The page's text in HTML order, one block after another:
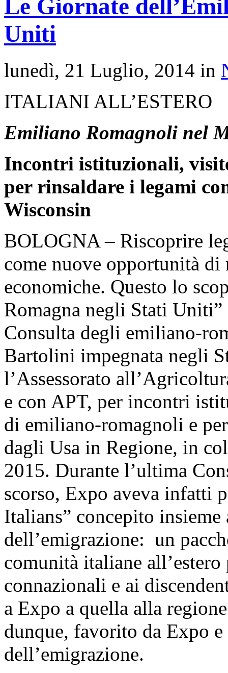
Le Giornate
Uniti
lunedì, 21 Luglio, 2014 in
ITALIANI ALL’ESTERO
Emiliano Romagnoli nel
Incontri istituzionali,
per rinsaldare i legami
Wisconsin
BOLOGNA – Riscoprire
come nuove opportunità
economiche. Questo lo
Romagna negli Stati
Consulta degli emiliano-
Bartolini impegnata negli
l’Assessorato
e con APT, per incontri
di emiliano-romagnoli e
dagli Usa in Regione, in
2015. Durante l’ultima
scorso, Expo aveva infatti
Italians” concepito
dell’emigrazione: un
comunità italiane
connazionali e ai
a Expo a quella alla
dunque, favorito da Expo
dell’emigrazione.